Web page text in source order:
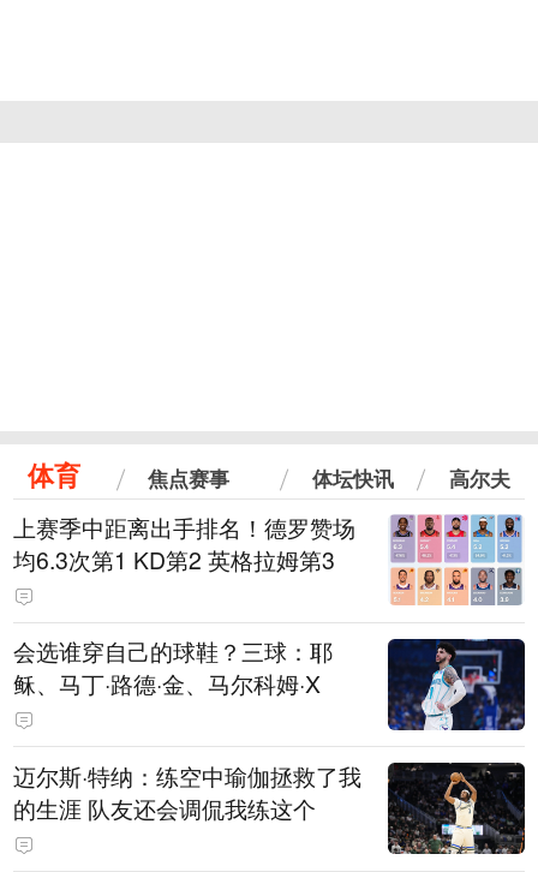
体育 焦点赛事 体坛快讯 高尔夫
上赛季中距离出手排名！德罗赞场
均6.3次第1 KD第2 英格拉姆第3
会选谁穿自己的球鞋？三球：耶
稣、马丁·路德·金、马尔科姆·X
迈尔斯·特纳：练空中瑜伽拯救了我
的生涯 队友还会调侃我练这个